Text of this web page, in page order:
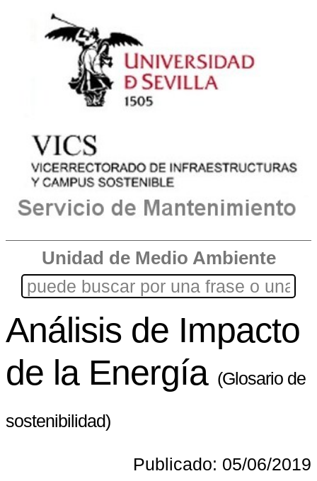
Unidad de Medio Ambiente
Análisis de Impacto
de la Energía (Glosario de
sostenibilidad)
Publicado: 05/06/2019